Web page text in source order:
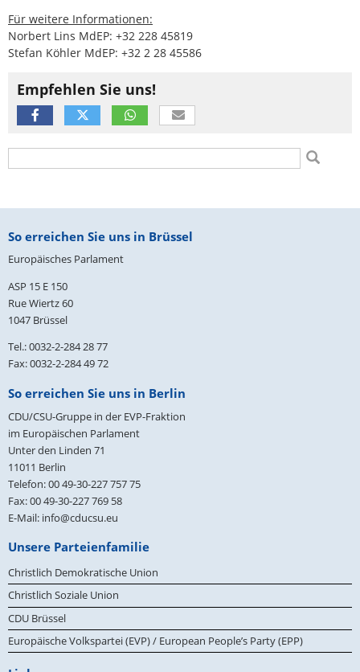
Für weitere Informationen:
Norbert Lins MdEP: +32 228 45819
Stefan Köhler MdEP: +32 2 28 45586
Empfehlen Sie uns!
Suchformular
Fußbereich
So erreichen Sie uns in Brüssel
Europäisches Parlament
ASP 15 E 150
Rue Wiertz 60
1047 Brüssel
Tel.: 0032-2-284 28 77
Fax: 0032-2-284 49 72
So erreichen Sie uns in Berlin
CDU/CSU-Gruppe in der EVP-Fraktion
im Europäischen Parlament
Unter den Linden 71
11011 Berlin
Telefon:00 49-30-227 757 75
Fax:00 49-30-227 769 58
E-Mail: info@cducsu.eu
Unsere Parteienfamilie
Christlich Demokratische Union
Christlich Soziale Union
CDU Brüssel
Europäische Volkspartei (EVP) / European People’s Party (EPP)